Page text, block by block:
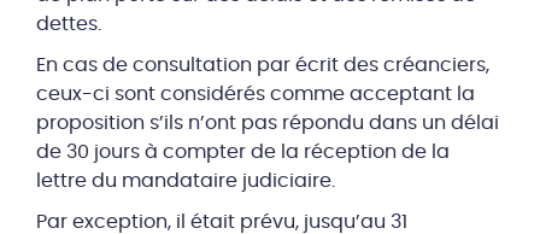
dettes.
En cas de consultation par écrit des créanciers,
ceux-ci sont considérés comme acceptant la
proposition s’ils n’ont pas répondu dans un délai
de 30 jours à compter de la réception de la
lettre du mandataire judiciaire.
Par exception, il était prévu, jusqu’au 31